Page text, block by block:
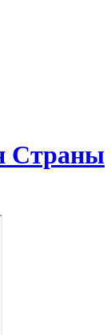
Страны